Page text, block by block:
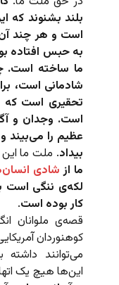
بلند بشنوند که
است و هر چند
به حبس افتاده
ما ساخته است.
شادمانی است،
تحقیری است که
است. وجدان و
عظیم را می‌بیند
بیداد. ملت ما این
ما ازشادی
لکه‌ی ننگی است
کار بوده است.
قصه‌ی ملوانان
کوهنوردان
می‌توانند
این‌ها هیچ یک